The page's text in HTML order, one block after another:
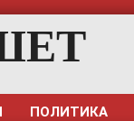
ПОЛИТИКА